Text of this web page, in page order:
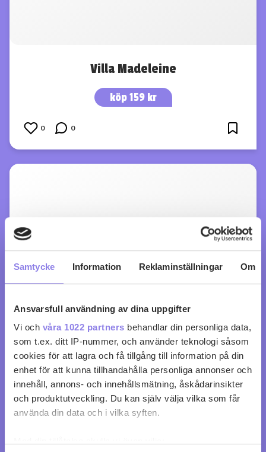
Samtycke Information Reklaminställningar Om
Ansvarsfull användning av dina uppgifter
Vi och våra 1022 partners behandlar din personliga data,
som t.ex. ditt IP-nummer, och använder teknologi såsom
cookies för att lagra och få tillgång till information på din
enhet för att kunna tillhandahålla personliga annonser och
innehåll, annons- och innehållsmätning, åskådarinsikter
och produktutveckling. Du kan själv välja vilka som får
använda din data och i vilka syften.
Villa Madeleine
köp 159 kr
0 0
Château Vieira
köp 115 kr